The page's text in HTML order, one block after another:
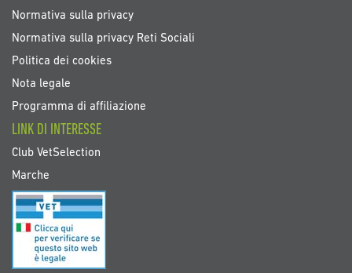
Normativa sulla privacy
Normativa sulla privacy Reti Sociali
Politica dei cookies
Nota legale
Programma di affiliazione
LINK DI INTERESSE
Club VetSelection
Marche